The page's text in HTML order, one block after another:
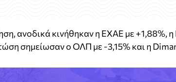
ανοδικά κινήθηκαν η ΕΧΑΕ με +1,88%,
σημείωσαν ο ΟΛΠ με -3,15% και η